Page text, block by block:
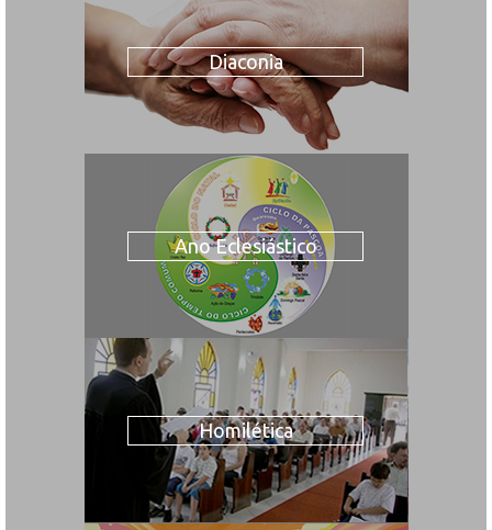
Diaconia
Ano Eclesiástico
Homilética